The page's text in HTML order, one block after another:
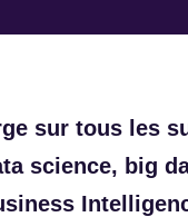
sur tous les
science, big